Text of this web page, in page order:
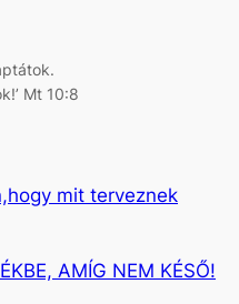
Mt 10:8
mit terveznek
AMÍG NEM KÉSŐ!